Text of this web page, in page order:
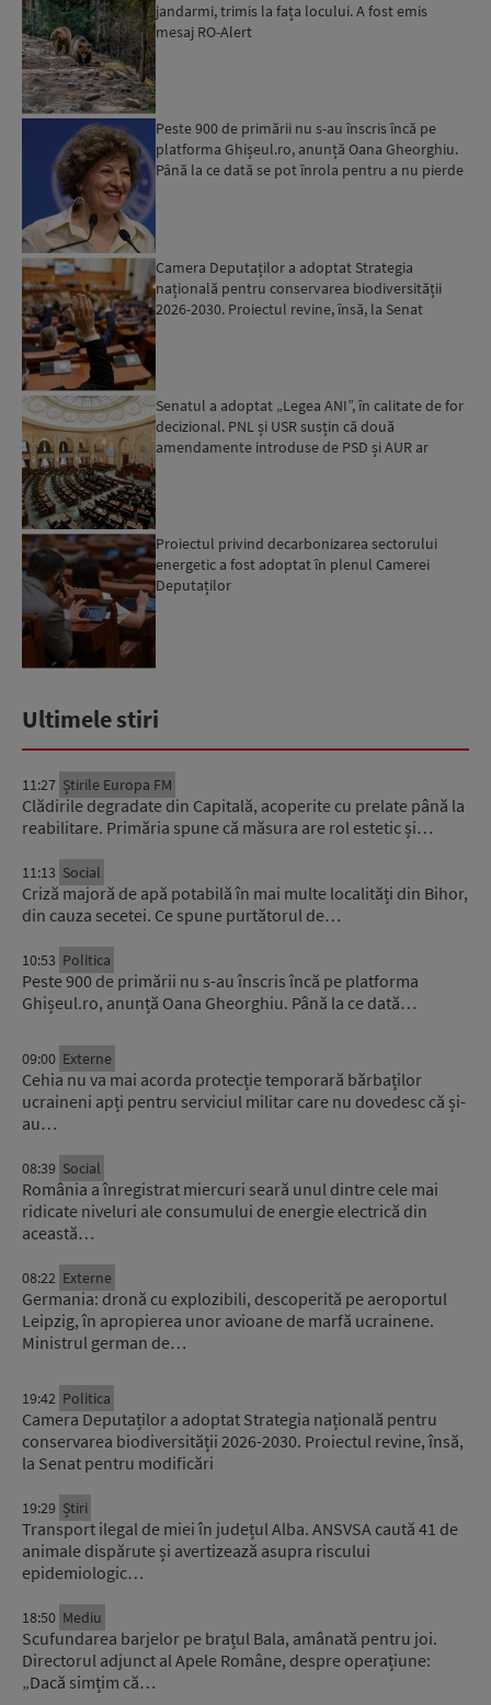
jandarmi, trimis la fața locului. A fost emis
mesaj RO-Alert
Peste 900 de primării nu s-au înscris încă pe
platforma Ghișeul.ro, anunță Oana Gheorghiu.
Până la ce dată se pot înrola pentru a nu pierde
Camera Deputaților a adoptat Strategia
națională pentru conservarea biodiversității
2026-2030. Proiectul revine, însă, la Senat
Senatul a adoptat „Legea ANI”, în calitate de for
decizional. PNL și USR susțin că două
amendamente introduse de PSD și AUR ar
Proiectul privind decarbonizarea sectorului
energetic a fost adoptat în plenul Camerei
Deputaților
Ultimele stiri
11:27 Știrile Europa FM
Clădirile degradate din Capitală, acoperite cu prelate până la
reabilitare. Primăria spune că măsura are rol estetic și…
11:13 Social
Criză majoră de apă potabilă în mai multe localități din Bihor,
din cauza secetei. Ce spune purtătorul de…
10:53 Politica
Peste 900 de primării nu s-au înscris încă pe platforma
Ghișeul.ro, anunță Oana Gheorghiu. Până la ce dată…
09:00 Externe
Cehia nu va mai acorda protecție temporară bărbaților
ucraineni apți pentru serviciul militar care nu dovedesc că și-
au…
08:39 Social
România a înregistrat miercuri seară unul dintre cele mai
ridicate niveluri ale consumului de energie electrică din
această…
08:22 Externe
Germania: dronă cu explozibili, descoperită pe aeroportul
Leipzig, în apropierea unor avioane de marfă ucrainene.
Ministrul german de…
19:42 Politica
Camera Deputaților a adoptat Strategia națională pentru
conservarea biodiversității 2026-2030. Proiectul revine, însă,
la Senat pentru modificări
19:29 Știri
Transport ilegal de miei în județul Alba. ANSVSA caută 41 de
animale dispărute și avertizează asupra riscului
epidemiologic…
18:50 Mediu
Scufundarea barjelor pe brațul Bala, amânată pentru joi.
Directorul adjunct al Apele Române, despre operațiune:
„Dacă simțim că…